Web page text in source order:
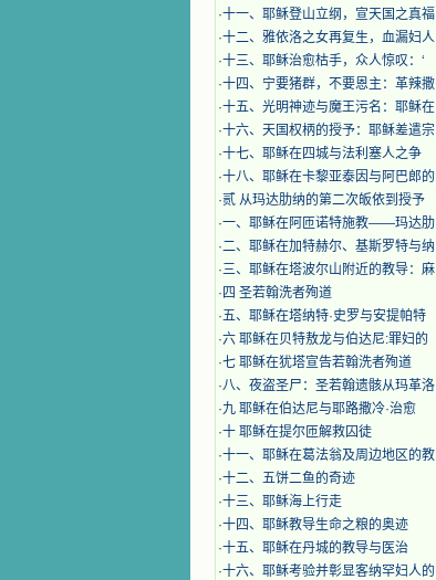
·十一、耶稣登山立纲，宣天国之真福
·十二、雅依洛之女再复生，血漏妇人
·十三、耶稣治愈枯手，众人惊叹：‘
·十四、宁要猪群，不要恩主：革辣撒
·十五、光明神迹与魔王污名：耶稣在
·十六、天国权柄的授予：耶稣差遣宗
·十七、耶稣在四城与法利塞人之争
·十八、耶稣在卡黎亚泰因与阿巴郎的
·贰 从玛达肋纳的第二次皈依到授予
·一、耶稣在阿匝诺特施教——玛达肋
·二、耶稣在加特赫尔、基斯罗特与纳
·三、耶稣在塔波尔山附近的教导：麻
· 四 圣若翰洗者殉道
·五、耶稣在塔纳特·史罗与安提帕特
·六 耶稣在贝特敖龙与伯达尼:罪妇的
·七 耶稣在犹塔宣告若翰洗者殉道
·八、夜盗圣尸：圣若翰遗骸从玛革洛
·九 耶稣在伯达尼与耶路撒冷·治愈
·十 耶稣在提尔匝解救囚徒
·十一、耶稣在葛法翁及周边地区的教
·十二、五饼二鱼的奇迹
·十三、耶稣海上行走
·十四、耶稣教导生命之粮的奥迹
·十五、耶稣在丹城的教导与医治
·十六、耶稣考验并彰显客纳罕妇人的